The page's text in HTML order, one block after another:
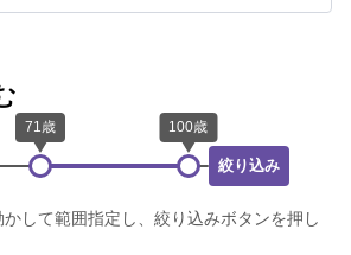
絞り込み
して範囲指定し、絞り込みボタンを押し